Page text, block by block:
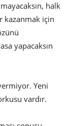
halk
kazanmak için
yapacaksın
Yeni
vardır.